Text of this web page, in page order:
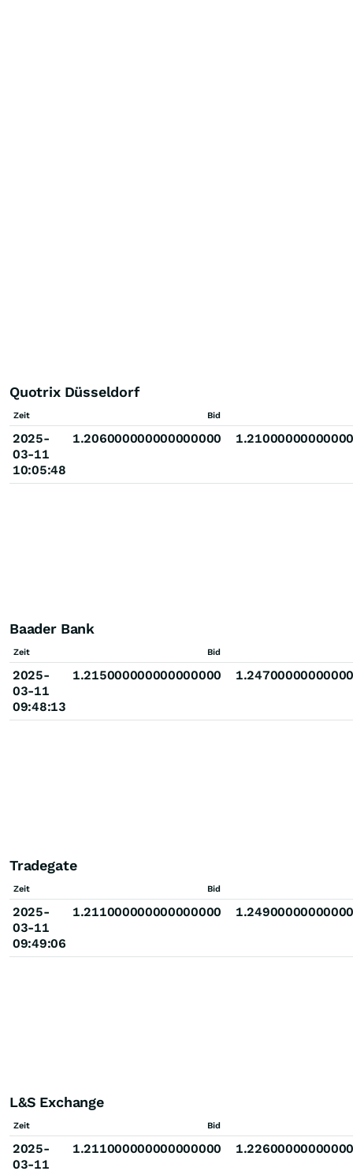
Quotrix Düsseldorf
Zeit Bid
2025-
03-11
10:05:48
1.206000000000000000
Baader Bank
Zeit Bid
2025-
03-11
09:48:13
1.215000000000000000
Tradegate
Zeit Bid
2025-
03-11
09:49:06
1.211000000000000000
L&S Exchange
Zeit Bid
2025-
03-11
1.211000000000000000